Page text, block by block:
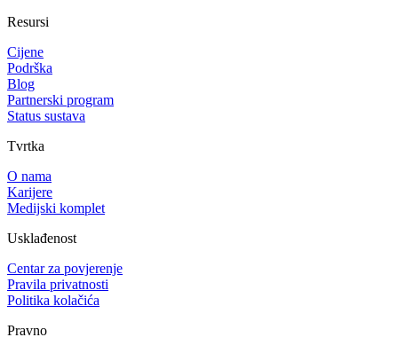
Resursi
Cijene
Podrška
Blog
Partnerski program
Status sustava
Tvrtka
O nama
Karijere
Medijski komplet
Usklađenost
Centar za povjerenje
Pravila privatnosti
Politika kolačića
Pravno